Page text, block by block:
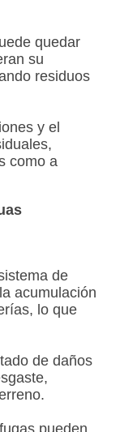
quedar
su
residuos
y el
como a
de
acumulación
lo que
de daños
pueden